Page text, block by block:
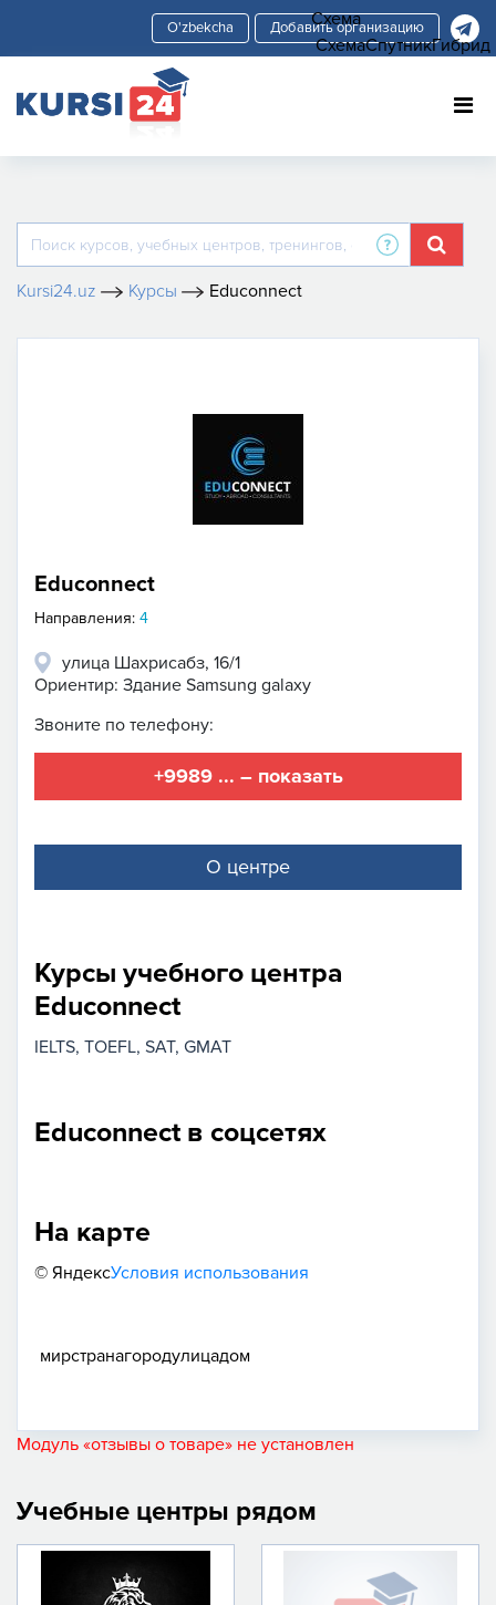
Добавить организацию
Kursi24.uz Курсы Educonnect
Educonnect
Направления: 4
улица Шахрисабз, 16/1
Ориентир: Здание Samsung galaxy
Звоните по телефону:
+9989 ... – показать
О центре
Курсы учебного центра
Educonnect
IELTS TOEFL SAT GMAT
Educonnect в соцсетях
На карте
© ЯндексУсловия использования
Схема
СхемаСпутникГибрид
мирстранагородулицадом
Модуль «отзывы о товаре» не установлен
Учебные центры рядом